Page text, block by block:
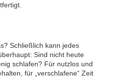
Schließlich kann jedes
Sind nicht heute
schlafen? Für nutzlos und
für „verschlafene“ Zeit